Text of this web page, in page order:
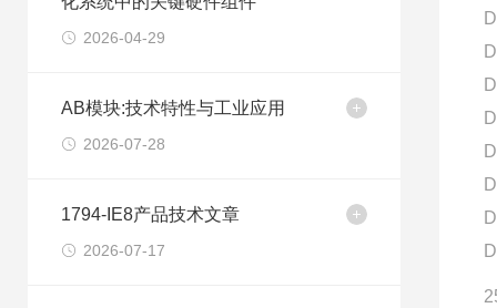
2026-04-29
AB模块:技术特性与工业应用
2026-07-28
1794-IE8产品技术文章
2026-07-17